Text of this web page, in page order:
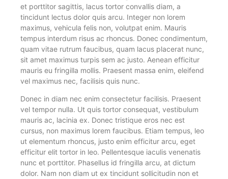
et porttitor sagittis, lacus tortor convallis diam, a
tincidunt lectus dolor quis arcu. Integer non lorem
maximus, vehicula felis non, volutpat enim. Mauris
tempus interdum risus ac rhoncus. Donec condimentum,
quam vitae rutrum faucibus, quam lacus placerat nunc,
sit amet maximus turpis sem ac justo. Aenean efficitur
mauris eu fringilla mollis. Praesent massa enim, eleifend
vel maximus nec, facilisis quis nunc.
Donec in diam nec enim consectetur facilisis. Praesent
vel tempor nulla. Ut quis tortor consequat, vestibulum
mauris ac, lacinia ex. Donec tristique eros nec est
cursus, non maximus lorem faucibus. Etiam tempus, leo
ut elementum rhoncus, justo enim efficitur arcu, eget
efficitur elit tortor in leo. Pellentesque iaculis venenatis
nunc et porttitor. Phasellus id fringilla arcu, at dictum
dolor. Nam non diam ut ex tincidunt sollicitudin non et